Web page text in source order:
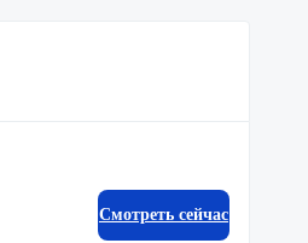
Смотреть сейчас